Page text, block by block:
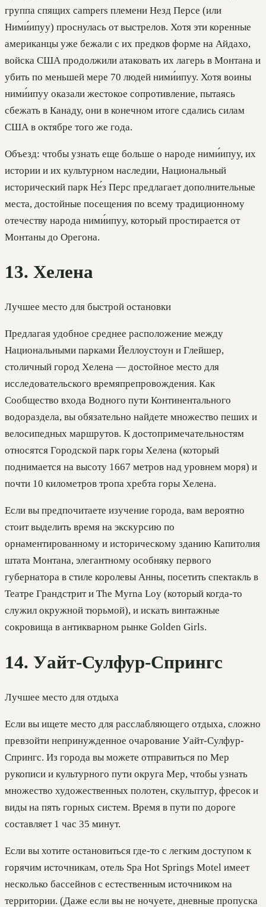
группа спящих campers племени Незд Персе (или
Ними́ипуу) проснулась от выстрелов. Хотя эти коренные
американцы уже бежали с их предков форме на Айдахо,
войска США продолжили атаковать их лагерь в Монтана и
убить по меньшей мере 70 людей ними́ипуу. Хотя воины
ними́ипуу оказали жестокое сопротивление, пытаясь
сбежать в Канаду, они в конечном итоге сдались силам
США в октябре того же года.
Объезд: чтобы узнать еще больше о народе ними́ипуу, их
истории и их культурном наследии, Национальный
исторический парк Не́з Перс предлагает дополнительные
места, достойные посещения по всему традиционному
отечеству народа ними́ипуу, который простирается от
Монтаны до Орегона.
13. Хелена
Лучшее место для быстрой остановки
Предлагая удобное среднее расположение между
Национальными парками Йеллоустоун и Глейшер,
столичный город Хелена — достойное место для
исследовательского времяпрепровождения. Как
Сообщество входа Водного пути Континентального
водораздела, вы обязательно найдете множество пеших и
велосипедных маршрутов. К достопримечательностям
относятся Городской парк горы Хелена (который
поднимается на высоту 1667 метров над уровнем моря) и
почти 10 километров тропа хребта горы Хелена.
Если вы предпочитаете изучение города, вам вероятно
стоит выделить время на экскурсию по
орнаментированному и историческому зданию Капитолия
штата Монтана, элегантному особняку первого
губернатора в стиле королевы Анны, посетить спектакль в
Театре Грандстрит и The Myrna Loy (который когда-то
служил окружной тюрьмой), и искать винтажные
сокровища в антикварном рынке Golden Girls.
14. Уайт-Сулфур-Спрингс
Лучшее место для отдыха
Если вы ищете место для расслабляющего отдыха, сложно
превзойти непринужденное очарование Уайт-Сулфур-
Спрингс. Из города вы можете отправиться по Мер
рукописи и культурного пути округа Мер, чтобы узнать
множество художественных полотен, скульптур, фресок и
виды на пять горных систем. Время в пути по дороге
составляет 1 час 35 минут.
Если вы хотите остановиться где-то с легким доступом к
горячим источникам, отель Spa Hot Springs Motel имеет
несколько бассейнов с естественным источником на
территории. (Даже если вы не ночуете, дневные пропуска